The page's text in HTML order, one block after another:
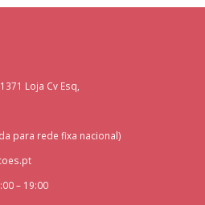
Loja Cv Esq,
para rede fixa nacional)
– 19:00